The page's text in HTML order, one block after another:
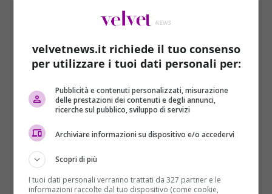
potrebbero non avere altra occasione di essere
internazionale, composta da esperti del settore, avrà
il compito di valutare i film in concorso e di
velvetnews.it richiede il tuo consenso
per utilizzare i tuoi dati personali per:
Pubblicità e contenuti personalizzati, misurazione
delle prestazioni dei contenuti e degli annunci,
ricerche sul pubblico, sviluppo di servizi
Archiviare informazioni su dispositivo e/o accedervi
Scopri di più
I tuoi dati personali verranno trattati da 327 partner e le
informazioni raccolte dal tuo dispositivo (come cookie,